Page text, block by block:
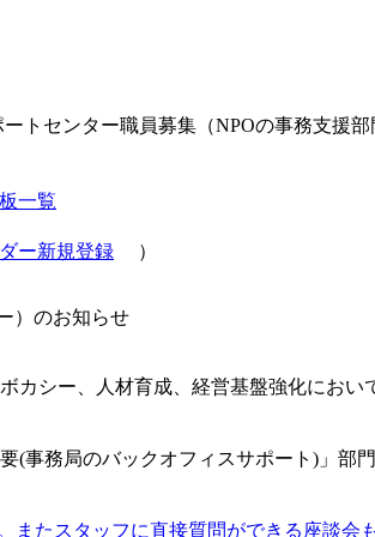
トセンター職員募集（NPOの事務支援部
一覧
ー新規登録 ）
）のお知らせ
カシー、人材育成、経営基盤強化におい
(事務局のバックオフィスサポート)」部
またスタッフに直接質問ができる座談会